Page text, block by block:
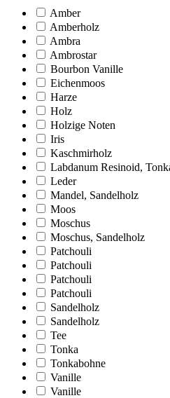
Amber
Amberholz
Ambra
Ambrostar
Bourbon Vanille
Eichenmoos
Harze
Holz
Holzige Noten
Iris
Kaschmirholz
Labdanum Resinoid,
Leder
Mandel, Sandelholz
Moos
Moschus
Moschus, Sandelholz
Patchouli
Patchouli
Patchouli
Patchouli
Sandelholz
Sandelholz
Tee
Tonka
Tonkabohne
Vanille
Vanille